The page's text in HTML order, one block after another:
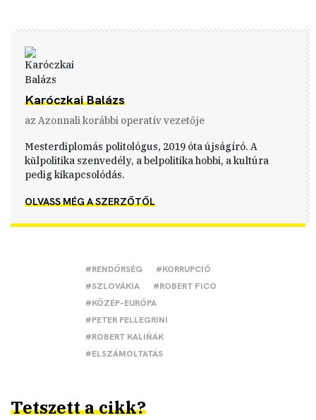
#RENDŐRSÉG
#KORRUPCIÓ
#SZLOVÁKIA
#ROBERT FICO
#KÖZÉP-EURÓPA
#PETER PELLEGRINI
#ROBERT KALIŇÁK
#ELSZÁMOLTATÁS
Karóczkai Balázs
az Azonnali korábbi operatív vezetője
Mesterdiplomás politológus, 2019 óta újságíró. A
külpolitika szenvedély, a belpolitika hobbi, a kultúra
pedig kikapcsolódás.
OLVASS MÉG A SZERZŐTŐL
Tetszett a cikk?